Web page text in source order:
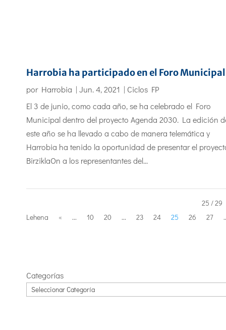
Harrobia ha participado en el Foro Municipal
por Harrobia | Jun. 4, 2021 | Ciclos FP
El 3 de junio, como cada año, se ha celebrado el Foro
Municipal dentro del proyecto Agenda 2030. La edición
este año se ha llevado a cabo de manera telemática y
Harrobia ha tenido la oportunidad de presentar el
BirziklaOn a los representantes del...
25 / 29
Lehena
« ... 10 20 ... 23 24 25 26 27
Categorías